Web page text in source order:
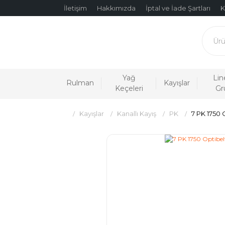
İletişim Hakkımızda İptal ve İade Şartları
Rulman
Yağ
Keçeleri
Kayışlar
Kayışlar Kanallı Kayış PK 7 PK 1750